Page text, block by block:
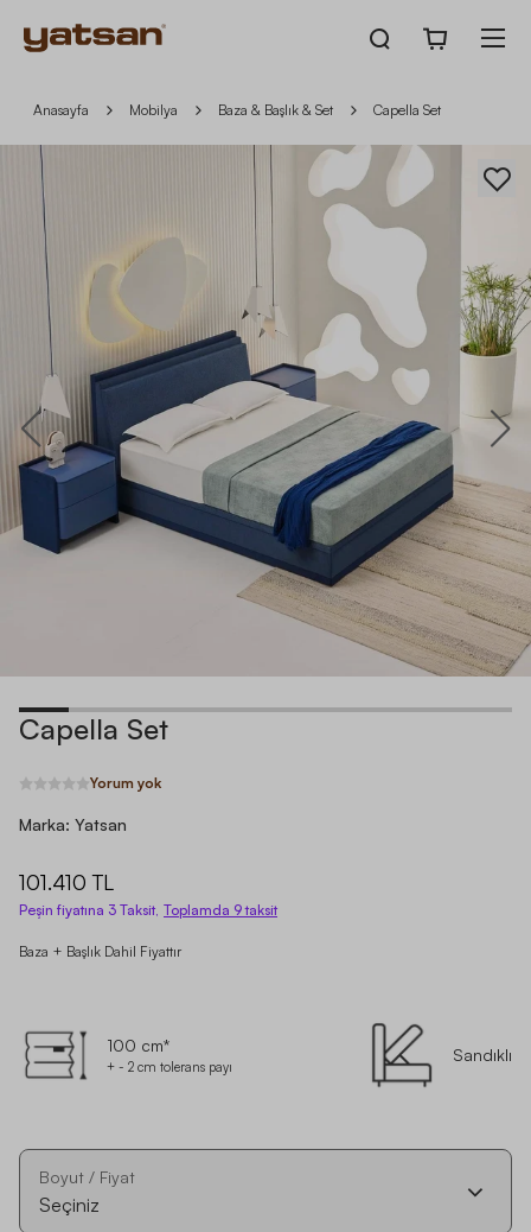
Anasayfa Mobilya Baza & Başlık & Set Capella Set
Capella Set
Yorum yok
Marka: Yatsan
101.410 TL
Peşin fiyatına 3 Taksit, Toplamda 9taksit
Baza + Başlık Dahil Fiyattır
100 cm*
+ - 2 cm tolerans payı
Sandıklı
Boyut / Fiyat
Seçiniz